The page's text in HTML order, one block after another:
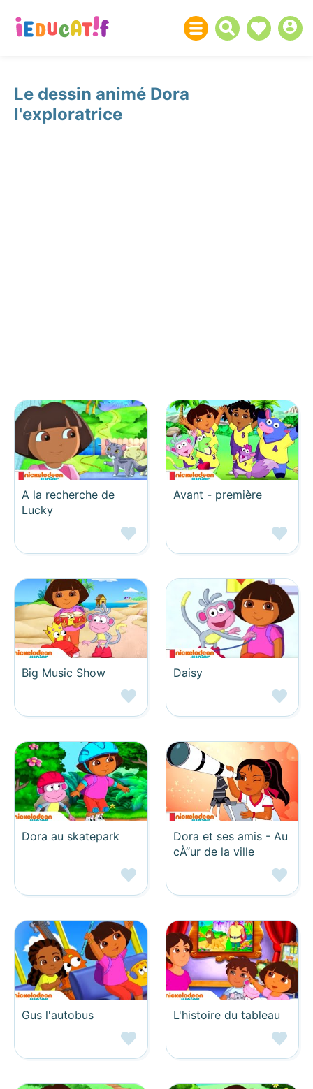
Le dessin animé Dora
l'exploratrice
A la recherche de
Lucky
Avant - première
Big Music Show Daisy
Dora au skatepark
Dora et ses amis - Au
cÅ“ur de la ville
Gus l'autobus L'histoire du tableau